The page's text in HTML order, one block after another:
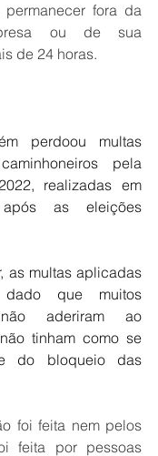
permanecer fora da
ou de sua
de 24 horas.
perdoou multas
pela
realizadas em
as eleições
as multas aplicadas
dado que muitos
não aderiram ao
tinham como se
do bloqueio das
foi feita nem pelos
feita por pessoas